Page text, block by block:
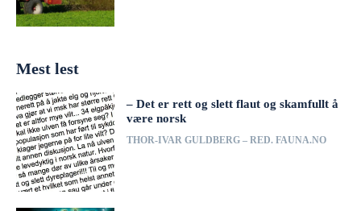
Mest lest
– Det er rett og slett flaut og skamfullt å
være norsk
THOR-IVAR GULDBERG – RED. FAUNA.NO